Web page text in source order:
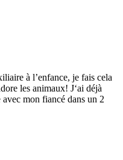
à l’enfance, je fais cela
les animaux! J‘ai déjà
avec mon fiancé dans un 2